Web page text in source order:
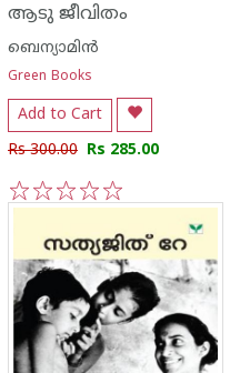
ആടു ജീവിതം
ബെന്യാമിന്‍
Green Books
Add to Cart
Rs 300.00 Rs 285.00
5
4
3
2
1